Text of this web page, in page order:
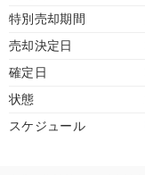
特別売却期間
売却決定日
確定日
状態
スケジュール